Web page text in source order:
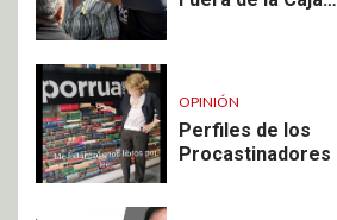
OPINIÓN
Perfiles de los
Procastinadores